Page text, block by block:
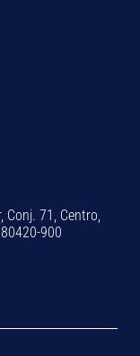
Conj. 71, Centro,
900